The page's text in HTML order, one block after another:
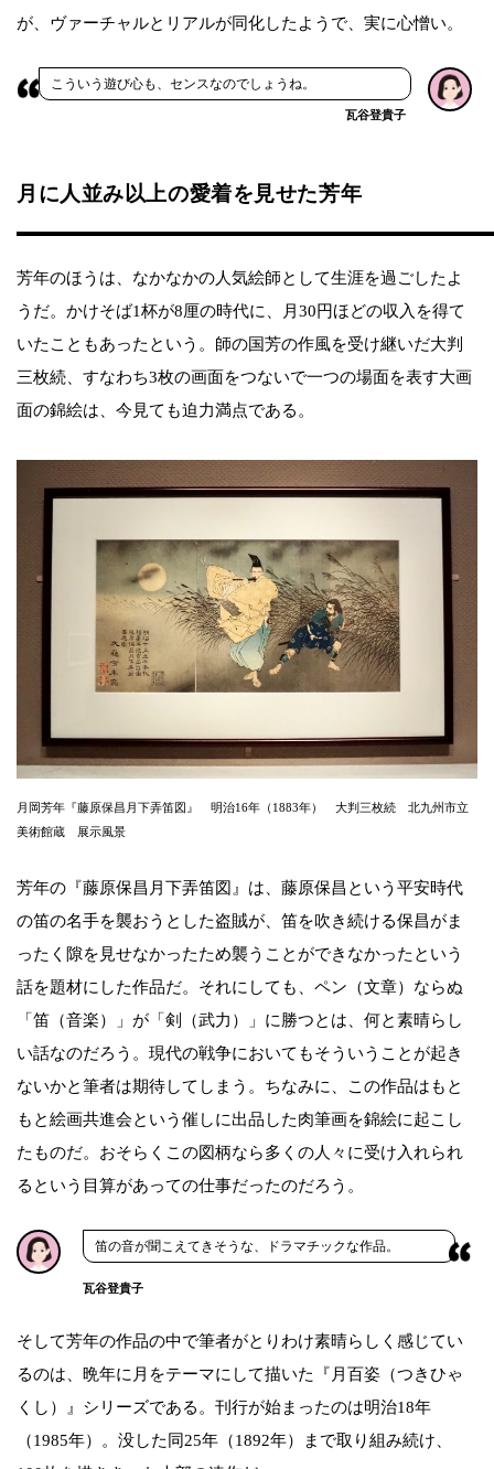
が、ヴァーチャルとリアルが同化したようで、実に心憎い。
こういう遊び心も、センスなのでしょうね。
瓦谷登貴子
月に人並み以上の愛着を見せた芳年
芳年のほうは、なかなかの人気絵師として生涯を過ごしたよ
うだ。かけそば1杯が8厘の時代に、月30円ほどの収入を得て
いたこともあったという。師の国芳の作風を受け継いだ大判
三枚続、すなわち3枚の画面をつないで一つの場面を表す大画
面の錦絵は、今見ても迫力満点である。
月岡芳年『藤原保昌月下弄笛図』 明治16年（1883年） 大判三枚続 北九州市立
美術館蔵 展示風景
芳年の『藤原保昌月下弄笛図』は、藤原保昌という平安時代
の笛の名手を襲おうとした盗賊が、笛を吹き続ける保昌がま
ったく隙を見せなかったため襲うことができなかったという
話を題材にした作品だ。それにしても、ペン（文章）ならぬ
「笛（音楽）」が「剣（武力）」に勝つとは、何と素晴らし
い話なのだろう。現代の戦争においてもそういうことが起き
ないかと筆者は期待してしまう。ちなみに、この作品はもと
もと絵画共進会という催しに出品した肉筆画を錦絵に起こし
たものだ。おそらくこの図柄なら多くの人々に受け入れられ
るという目算があっての仕事だったのだろう。
笛の音が聞こえてきそうな、ドラマチックな作品。
瓦谷登貴子
そして芳年の作品の中で筆者がとりわけ素晴らしく感じてい
るのは、晩年に月をテーマにして描いた『月百姿（つきひゃ
くし）』シリーズである。刊行が始まったのは明治18年
（1985年）。没した同25年（1892年）まで取り組み続け、